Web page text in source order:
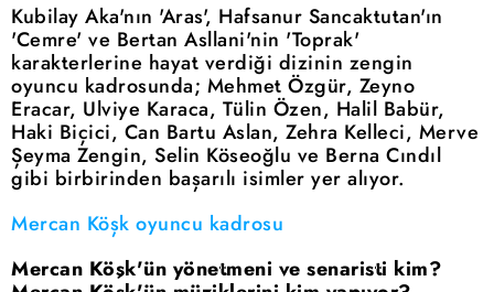
Kubilay Aka'nın 'Aras', Hafsanur Sancaktutan'ın
'Cemre' ve Bertan Asllani'nin 'Toprak'
karakterlerine hayat verdiği dizinin zengin
oyuncu kadrosunda; Mehmet Özgür, Zeyno
Eracar, Ulviye Karaca, Tülin Özen, Halil Babür,
Haki Biçici, Can Bartu Aslan, Zehra Kelleci, Merve
Şeyma Zengin, Selin Köseoğlu ve Berna Cındıl
gibi birbirinden başarılı isimler yer alıyor.
Mercan Köşk oyuncu kadrosu
Mercan Köşk'ün yönetmeni ve senaristi kim?